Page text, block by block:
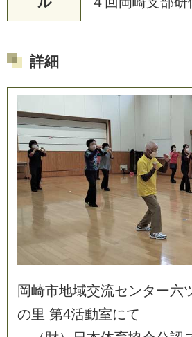
詳細
岡崎市地域交流センター六
の里 第4活動室にて